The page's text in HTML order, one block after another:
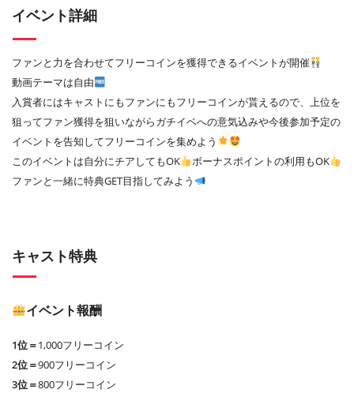
イベント詳細
ファンと力を合わせてフリーコインを獲得できるイベントが開催
動画テーマは自由
入賞者にはキャストにもファンにもフリーコインが貰えるので、上位を
狙ってファン獲得を狙いながらガチイベへの意気込みや今後参加予定の
イベントを告知してフリーコインを集めよう
このイベントは自分にチアしてもOK
ボーナスポイントの利用もOK
ファンと一緒に特典GET目指してみよう
キャスト特典
イベント報酬
1位＝1,000フリーコイン
2位＝900フリーコイン
3位＝800フリーコイン